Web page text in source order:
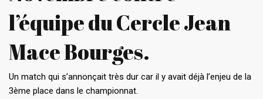
l’équipe du Cercle Jean
Mace Bourges.
Un match qui s’annonçait très dur car il y avait déjà l’enjeu de la
3ème place dans le championnat.